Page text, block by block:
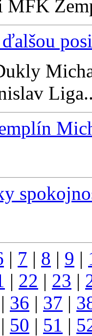
MFK
| 7 | 8 | 9 |
| 22 | 23 |
| 36 | 37 |
| 50 | 51 |